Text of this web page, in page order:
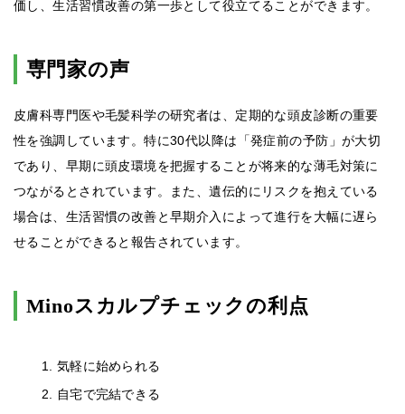
価し、生活習慣改善の第一歩として役立てることができます。
専門家の声
皮膚科専門医や毛髪科学の研究者は、定期的な頭皮診断の重要
性を強調しています。特に30代以降は「発症前の予防」が大切
であり、早期に頭皮環境を把握することが将来的な薄毛対策に
つながるとされています。また、遺伝的にリスクを抱えている
場合は、生活習慣の改善と早期介入によって進行を大幅に遅ら
せることができると報告されています。
Minoスカルプチェックの利点
気軽に始められる
自宅で完結できる